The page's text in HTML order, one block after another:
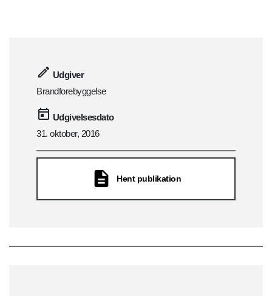
Udgiver
Brandforebyggelse
Udgivelsesdato
31. oktober, 2016
Hent publikation